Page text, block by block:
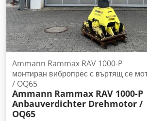
павета • полагане на настилки • пътно
уплътняване на почва и основа • изкопи
Състояние: Машината е използвана,
комплектована. Двигател HATZ –
дизелов агрегат.
Ammann Rammax RAV 1000-P
монтиран вибропрес с въртящ се
/ OQ65
Ammann Rammax RAV 1000-P
Anbauverdichter Drehmotor /
OQ65